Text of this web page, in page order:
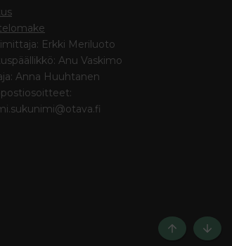
Erkki Meriluoto
Anu Vaskimo
Anna Huuhtanen
Ylös